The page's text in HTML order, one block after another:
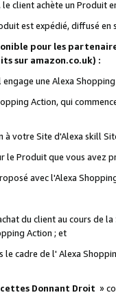
client achète un Produit
est expédié, diffusé
pour les
sur amazon.co.uk) :
une Alexa
Action, qui
votre Site d'Alexa skill
le Produit que vous avez
avec l'Alexa
du client au cours de
Action ; et
cadre de l' Alexa
Donnant Droit »